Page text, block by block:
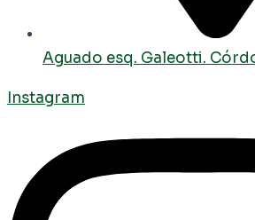
Aguado esq. Galeotti.
Instagram